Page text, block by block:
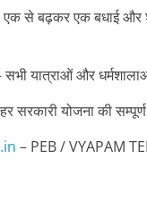
एक से बढ़कर एक बधाई और
सभी यात्राओं और
सरकारी योजना की
– PEB / VYAPAM